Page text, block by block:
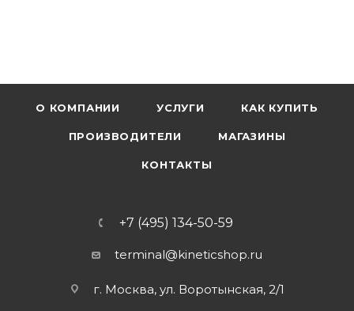
О КОМПАНИИ УСЛУГИ КАК КУПИТЬ
ПРОИЗВОДИТЕЛИ МАГАЗИНЫ
КОНТАКТЫ
+7 (495) 134-50-59
terminal@kineticshop.ru
г. Москва, ул. Воротынская, 2/1